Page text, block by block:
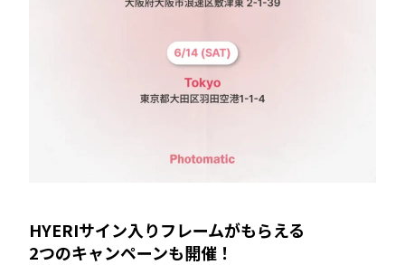
HYERIサイン入りフレームがもらえる
2つのキャンペーンも開催！